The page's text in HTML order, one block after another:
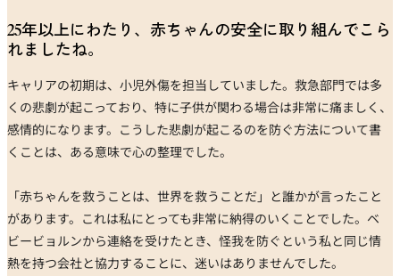
25年以上にわたり、赤ちゃんの安全に取り組んでこら
れましたね。
キャリアの初期は、小児外傷を担当していました。救急部門では多
くの悲劇が起こっており、特に子供が関わる場合は非常に痛ましく、
感情的になります。こうした悲劇が起こるのを防ぐ方法について書
くことは、ある意味で心の整理でした。
「赤ちゃんを救うことは、世界を救うことだ」と誰かが言ったこと
があります。これは私にとっても非常に納得のいくことでした。ベ
ビービョルンから連絡を受けたとき、怪我を防ぐという私と同じ情
熱を持つ会社と協力することに、迷いはありませんでした。